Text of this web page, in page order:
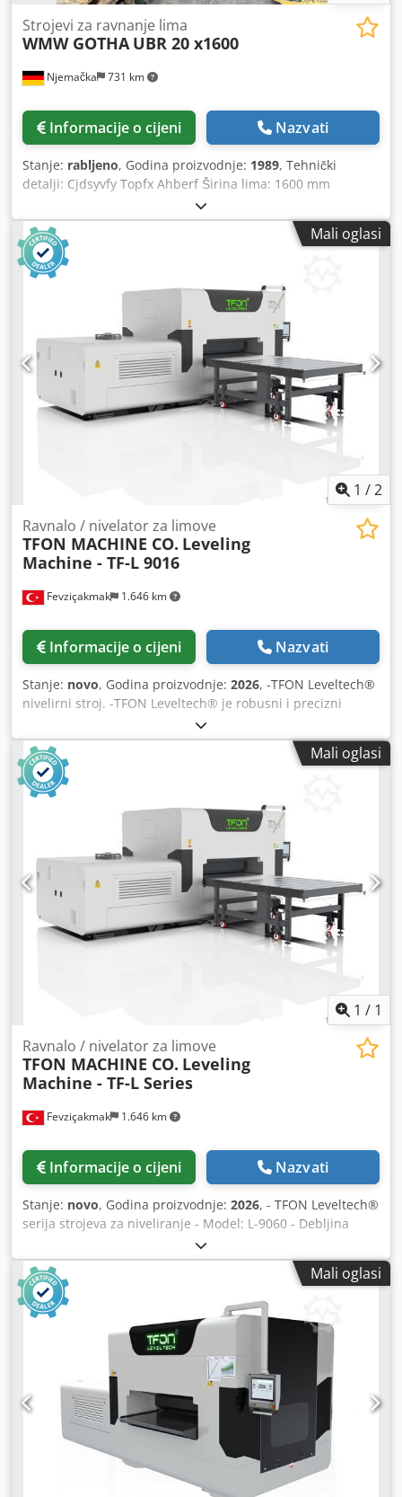
Njemačka 731 km
Strojevi za ravnanje lima
WMW GOTHA UBR 20 x1600
Informacije o cijeni Nazvati
Stanje: rabljeno, Godina proizvodnje: 1989, Tehnički
detalji: Cjdsyvfy Topfx Ahberf Širina lima: 1600 mm
Debljina lima: 20 mm Minimalna debljina lima: 6 mm Broj
ispravljačkih valjaka: 11 Promjer ispravljačkih valjaka: 180
mm Brzina ravnanja: 10 m/min Priključna snaga: 76 kW
Ukupna potrebna snaga: 75 kW Težina stroja cca: 39,2 t
Stroj za ravnanje hladno valjanog lima UBR 20x1600
Mali oglasi
1 /2
Fevziçakmak 1.646 km
Ravnalo / nivelator za limove
TFON MACHINE CO. Leveling
Machine - TF-L 9016
Informacije o cijeni Nazvati
Stanje: novo, Godina proizvodnje: 2026, -TFON Leveltech®
nivelirni stroj. -TFON Leveltech® je robusni i precizni
nivelirni stroj dizajniran za obradu širokog raspona
debljina materijala s učinkovitošću i lakoćom. Konstruiran
za pouzdanost i visok učinak, osigurava ravne, glatke
površine metalnih limova i traka kako bi zadovoljio stroge
standarde kvalitete. Ključne specifikacije: Cjdpfx
Ahjkyrphjborf -Debljina materijala: 1 mm – 30 mm. -
Maksimalna širina materijala: 1.600 mm. -Minimalna
duljina materijala: 145 mm. -Sustav brze izmjene
ravnjačkih valjaka: standardno. -Podešavanje razmaka za
ravnanje: servo hidraulički s PLC upravljanjem. -Dimenzije
stroja (D × Š × V): 5.465 × 6.735 × 2.300 mm -Ukupna masa:
40.000 kg.
Mali oglasi
1 / 1
Fevziçakmak 1.646 km
Ravnalo / nivelator za limove
TFON MACHINE CO. Leveling
Machine - TF-L Series
Informacije o cijeni Nazvati
Stanje: novo, Godina proizvodnje: 2026, - TFON Leveltech®
serija strojeva za niveliranje - Model: L-9060 - Debljina
materijala: 1,0 mm – 30,0 mm - Maksimalna širina
materijala: 600 mm - Minimalna duljina materijala: 145
mm - Podešavanje razmaka za ravnanje: servo hidrauličko /
PLC upravljanje - Zaštita od preopterećenja: standard -
Težina stroja: 26.000 kg - Dimenzije stroja (D × Š × V): 4.400
× 7.185 × 2.260 mm Model: L-9011 - Debljina materijala: 1,0
mm – 30,0 mm - Maksimalna širina materijala: 1.100 mm -
Minimalna duljina materijala: 145 mm - Podešavanje
razmaka za ravnanje: servo hidrauličko / PLC upravljanje -
Zaštita od preopterećenja: standard - Težina stroja: 31.000
kg - Dimenzije stroja (D × Š × V): 4.600 × 7.185 × 2.260 mm
Model: L-9013 Credohwb U Tspfx Ahbjf - Debljina
materijala: 1,0 mm – 30,0 mm - Maksimalna širina
materijala: 1.300 mm - Minimalna duljina materijala: 145
Mali oglasi